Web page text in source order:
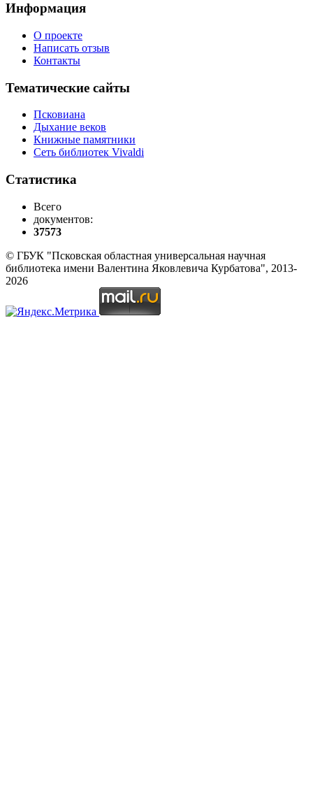
Информация
О проекте
Написать отзыв
Контакты
Тематические сайты
Псковиана
Дыхание веков
Книжные памятники
Сеть библиотек Vivaldi
Статистика
Всего
документов:
37573
© ГБУК "Псковская областная универсальная научная
библиотека имени Валентина Яковлевича Курбатова", 2013-
2026